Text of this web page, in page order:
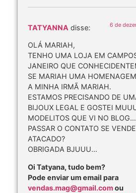
TATYANNA disse: 6 de
OLÁ MARIAH,
TENHO UMA LOJA EM
JANEIRO QUE
SE MARIAH UMA
A MINHA IRMÃ MARIAH.
ESTAMOS PRECISANDO DE
BIJOUX LEGAL E GOSTEI
MODELITOS QUE VI NO
PASSAR O CONTATO SE
ATACADO?
OBRIGADA BJUUU…
Oi Tatyana, tudo bem?
Pode enviar um email para
vendas.mag@gmail.comou